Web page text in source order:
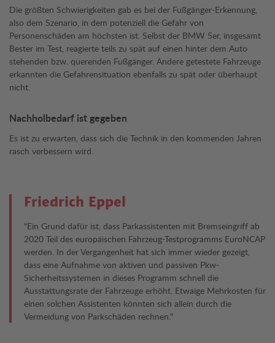
Die größten Schwierigkeiten gab es bei der Fußgänger-Erkennung,
also dem Szenario, in dem potenziell die Gefahr von
Personenschäden am höchsten ist. Selbst der BMW 5er, insgesamt
Bester im Test, reagierte teils zu spät auf einen hinter dem Auto
stehenden bzw. querenden Fußgänger. Andere getestete Fahrzeuge
erkannten die Gefahrensituation ebenfalls zu spät oder überhaupt
nicht.
Nachholbedarf ist gegeben
Es ist zu erwarten, dass sich die Technik in den kommenden Jahren
rasch verbessern wird.
Friedrich Eppel
"Ein Grund dafür ist, dass Parkassistenten mit Bremseingriff ab
2020 Teil des europäischen Fahrzeug-Testprogramms EuroNCAP
werden. In der Vergangenheit hat sich immer wieder gezeigt,
dass eine Aufnahme von aktiven und passiven Pkw-
Sicherheitssystemen in dieses Programm schnell die
Ausstattungsrate der Fahrzeuge erhöht. Etwaige Mehrkosten für
einen solchen Assistenten könnten sich allein durch die
Vermeidung von Parkschäden rechnen."